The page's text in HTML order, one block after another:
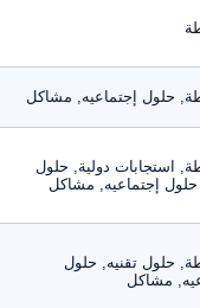
حلول إجتماعيه, مشاكل
استجابات دولية, حلول
إجتماعيه, مشاكل
حلول تقنيه, حلول
مشاكل